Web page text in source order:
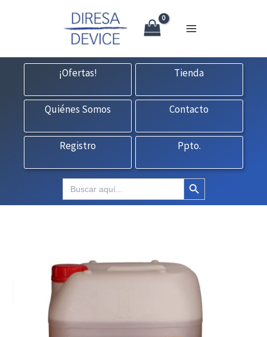
consultas@fedbuy.es| Formulario | Tlf.
¡Ofertas!
Tienda
Quiénes Somos Contacto
Registro Ppto.
Buscar: Botón de búsqueda